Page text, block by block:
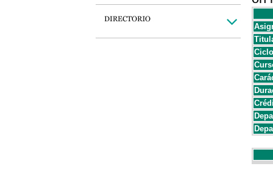
Ciclo